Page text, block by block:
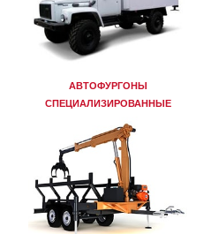
АВТОФУРГОНЫ
СПЕЦИАЛИЗИРОВАННЫЕ